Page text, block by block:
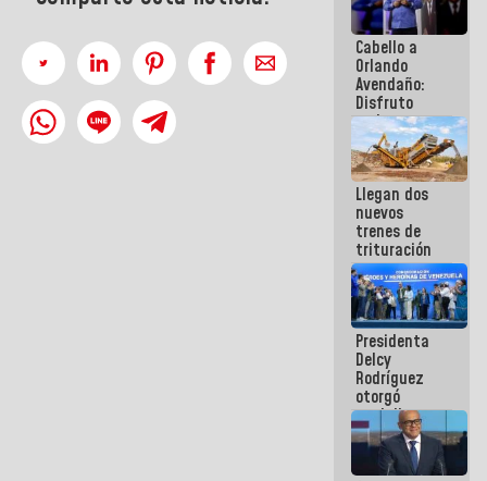
Cabello a
Orlando
Avendaño:
Disfruto
cada vez
que escribes
porque lo
que haces
es
embarrarla
Llegan dos
nuevos
trenes de
trituración
para
optimizar
manejo de
escombros
en La Guaira
Presidenta
Delcy
Rodríguez
otorgó
medalla
"Héroe de
Venezuela"
a servidores